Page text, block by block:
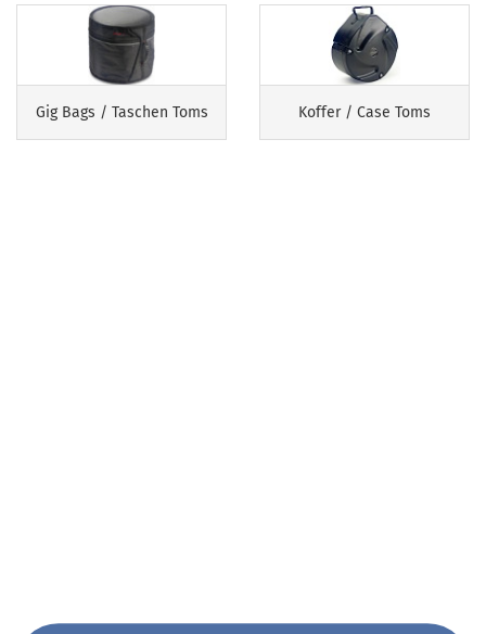
Gig Bags / Taschen Toms Koffer / Case Toms